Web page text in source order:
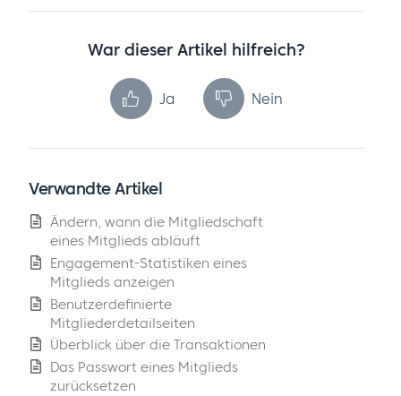
War dieser Artikel hilfreich?
Ja Nein
Verwandte Artikel
Ändern, wann die Mitgliedschaft
eines Mitglieds abläuft
Engagement-Statistiken eines
Mitglieds anzeigen
Benutzerdefinierte
Mitgliederdetailseiten
Überblick über die Transaktionen
Das Passwort eines Mitglieds
zurücksetzen